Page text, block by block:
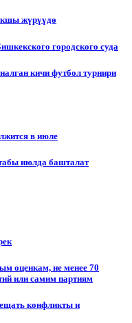
жүрүүдө
городского суда
кичи футбол турнири
в июле
июлда башталат
оценкам, не менее 70
или самим партиям
конфликты и